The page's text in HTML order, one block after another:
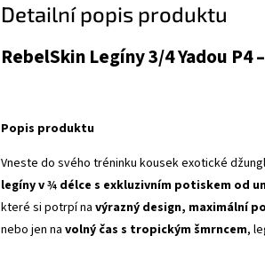
Detailní popis produktu
RebelSkin Legíny 3/4 Yadou
Popis produktu
Vneste do svého tréninku kousek exotické
legíny v ¾ délce s exkluzivním potiskem od
které si potrpí na výrazný design, maximální
nebo jen na volný čas s tropickým šmrncem,